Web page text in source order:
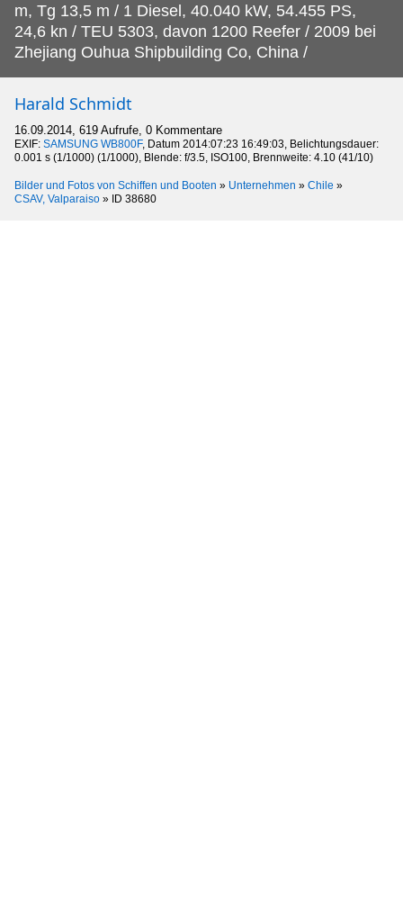
m, Tg 13,5 m / 1 Diesel, 40.040 kW, 54.455 PS,
24,6 kn / TEU 5303, davon 1200 Reefer / 2009 bei
Zhejiang Ouhua Shipbuilding Co, China /
Harald Schmidt
16.09.2014, 619 Aufrufe, 0 Kommentare
EXIF: SAMSUNG WB800F, Datum 2014:07:23 16:49:03, Belichtungsdauer:
0.001 s (1/1000) (1/1000), Blende: f/3.5, ISO100, Brennweite: 4.10 (41/10)
Bilder und Fotos von Schiffen und Booten » Unternehmen » Chile »
CSAV, Valparaiso » ID 38680